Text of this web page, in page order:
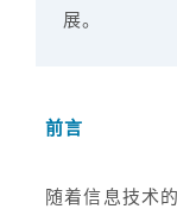
展。
前言
随着信息技术